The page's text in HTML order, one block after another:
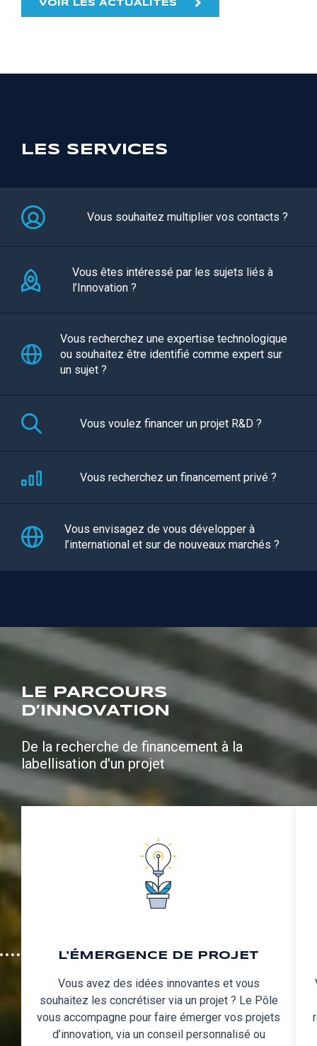
VOIR LES ACTUALITÉS
LES SERVICES
Vous souhaitez multiplier vos contacts ?
Vous êtes intéressé par les sujets liés à
l’Innovation ?
Vous recherchez une expertise technologique
ou souhaitez être identifié comme expert sur
un sujet ?
Vous voulez financer un projet R&D ?
Vous recherchez un financement privé ?
Vous envisagez de vous développer à
l’international et sur de nouveaux marchés ?
LE PARCOURS
D’INNOVATION
De la recherche de financement à la
labellisation d'un projet
L'ÉMERGENCE DE PROJET
Vous avez des idées innovantes et vous
souhaitez les concrétiser via un projet ? Le Pôle
vous accompagne pour faire émerger vos projets
d’innovation, via un conseil personnalisé ou